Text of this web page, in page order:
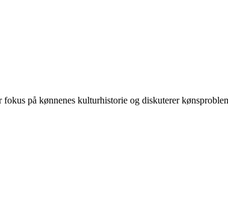
på kønnenes kulturhistorie og diskuterer